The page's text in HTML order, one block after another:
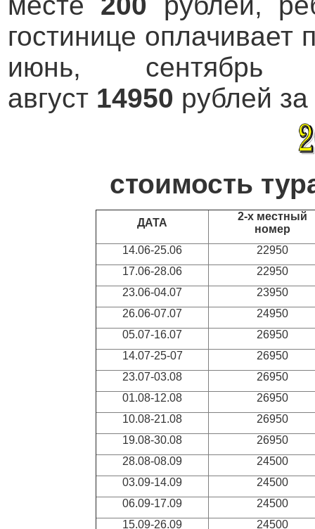
гостинице оплачивает
июнь, сентябрь
август 14950 рублей за
стоимость
ДАТА
2-х местный
номер
14.06-25.06
22950
17.06-28.06
22950
23.06-04.07
23950
26.06-07.07
24950
05.07-16.07
26950
14.07-25-07
26950
23.07-03.08
26950
01.08-12.08
26950
10.08-21.08
26950
19.08-30.08
26950
28.08-08.09
24500
03.09-14.09
24500
06.09-17.09
24500
15.09-26.09
24500